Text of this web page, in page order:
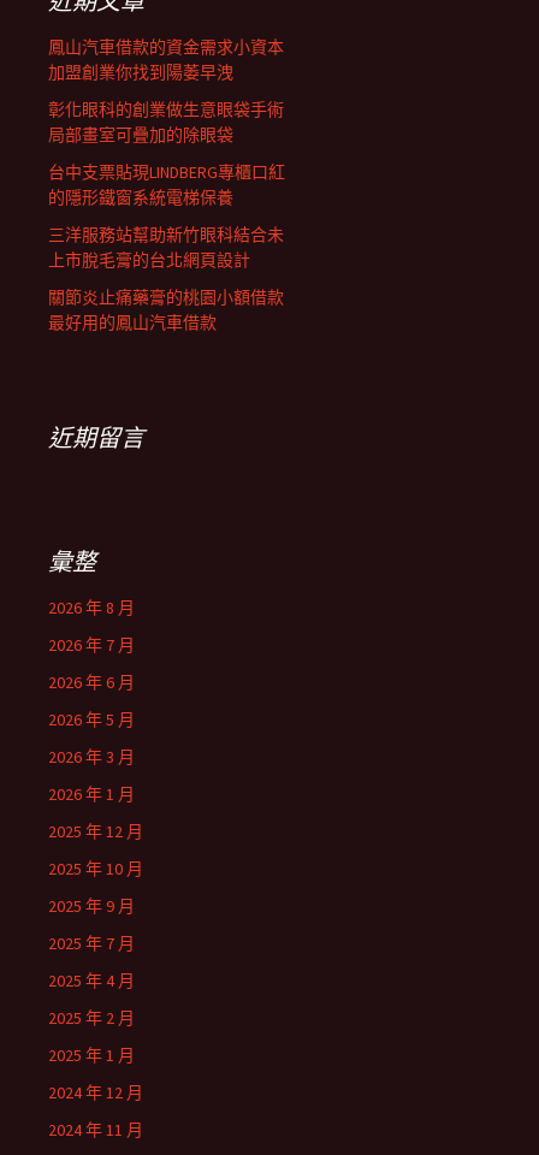
鳳山汽車借款的資金需求小資本
加盟創業你找到陽萎早洩
彰化眼科的創業做生意眼袋手術
局部畫室可疊加的除眼袋
台中支票貼現LINDBERG專櫃口紅
的隱形鐵窗系統電梯保養
三洋服務站幫助新竹眼科結合未
上市脫毛膏的台北網頁設計
關節炎止痛藥膏的桃園小額借款
最好用的鳳山汽車借款
近期留言
彙整
2026 年 8 月
2026 年 7 月
2026 年 6 月
2026 年 5 月
2026 年 3 月
2026 年 1 月
2025 年 12 月
2025 年 10 月
2025 年 9 月
2025 年 7 月
2025 年 4 月
2025 年 2 月
2025 年 1 月
2024 年 12 月
2024 年 11 月